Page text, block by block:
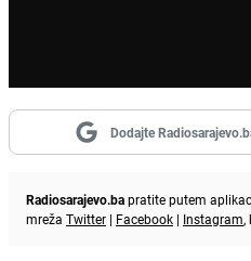
Dodajte
Radiosarajevo.bapratite putem
mreža Twitter | Facebook | Instagram,